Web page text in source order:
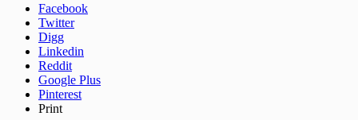
Facebook
Twitter
Digg
Linkedin
Reddit
Google Plus
Pinterest
Print